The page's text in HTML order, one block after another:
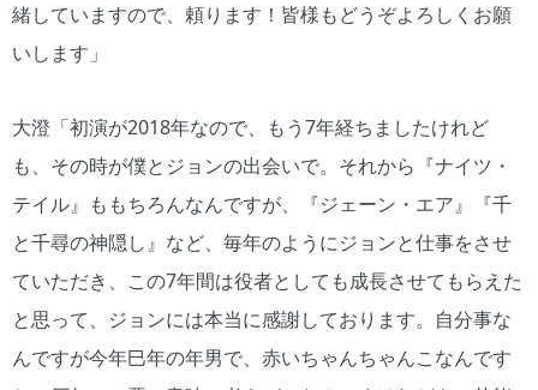
緒していますので、頼ります！皆様もどうぞよろしくお願
いします」
大澄「初演が2018年なので、もう7年経ちましたけれど
も、その時が僕とジョンの出会いで。それから『ナイツ・
テイル』ももちろんなんですが、『ジェーン・エア』『千
と千尋の神隠し』など、毎年のようにジョンと仕事をさせ
ていただき、この7年間は役者としても成長させてもらえた
と思って、ジョンには本当に感謝しております。自分事な
んですが今年巳年の年男で、赤いちゃんちゃんこなんです